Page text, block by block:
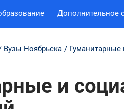
Дополнительное
Вузы Ноябрьска
и